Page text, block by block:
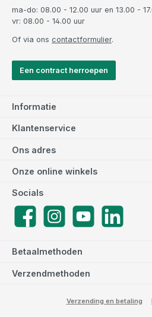
ma-do: 08.00 - 12.00 uur en 13.00 -
vr: 08.00 - 14.00 uur
Of via ons contactformulier.
Een contract herroepen
Informatie
Klantenservice
Betaalmethoden
Verzendmethoden
Ons adres
Socials
FacebookInstagramYouTube
Onze online winkels
Verzending en betaling